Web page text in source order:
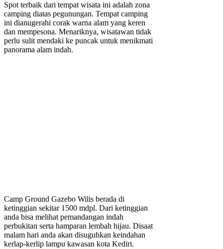
Spot terbaik dari tempat wisata ini adalah zona
camping diatas pegunungan. Tempat camping
ini dianugerahi corak warna alam yang keren
dan mempesona. Menariknya, wisatawan tidak
perlu sulit mendaki ke puncak untuk menikmati
panorama alam indah.
Camp Ground Gazebo Wilis berada di
ketinggian sekitar 1500 mdpl. Dari ketinggian
anda bisa melihat pemandangan indah
perbukitan serta hamparan lembah hijau. Disaat
malam hari anda akan disuguhkan keindahan
kerlap-kerlip lampu kawasan kota Kediri.